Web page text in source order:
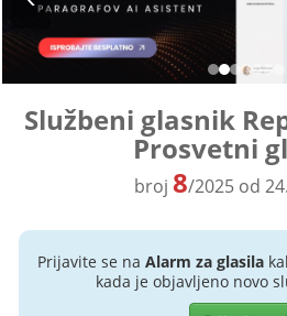
Službeni glasnik
Prosvetni
broj8/2025 od
Prijavite se na Alarm za glasila
kada je objavljeno novo